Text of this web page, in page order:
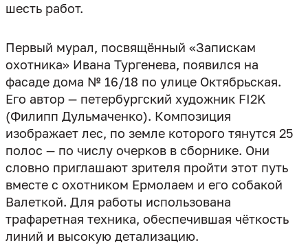
шесть работ.
Первый мурал, посвящённый «Запискам
охотника» Ивана Тургенева, появился на
фасаде дома № 16/18 по улице Октябрьская.
Его автор — петербургский художник FI2K
(Филипп Дульмаченко). Композиция
изображает лес, по земле которого тянутся 25
полос — по числу очерков в сборнике. Они
словно приглашают зрителя пройти этот путь
вместе с охотником Ермолаем и его собакой
Валеткой. Для работы использована
трафаретная техника, обеспечившая чёткость
линий и высокую детализацию.